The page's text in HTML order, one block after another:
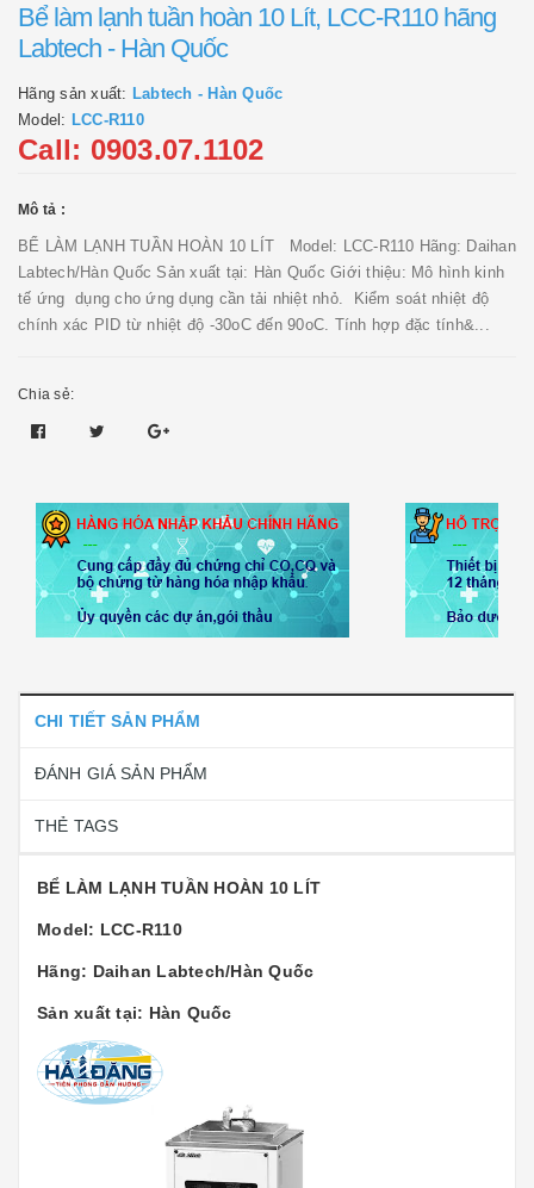
Bể làm lạnh tuần hoàn 10 Lít, LCC-R110 hãng
Labtech - Hàn Quốc
Hãng sản xuất: Labtech - Hàn Quốc
Model: LCC-R110
Call: 0903.07.1102
Mô tả :
BỂ LÀM LẠNH TUẦN HOÀN 10 LÍT Model: LCC-R110 Hãng: Daihan
Labtech/Hàn Quốc Sản xuất tại: Hàn Quốc Giới thiệu: Mô hình kinh
tế ứng dụng cho ứng dụng cần tải nhiệt nhỏ. Kiểm soát nhiệt độ
chính xác PID từ nhiệt độ -30oC đến 90oC. Tính hợp đặc tính&...
Chia sẻ:
CHI TIẾT SẢN PHẨM
ĐÁNH GIÁ SẢN PHẨM
THẺ TAGS
BỂ LÀM LẠNH TUẦN HOÀN 10 LÍT
Model: LCC-R110
Hãng: Daihan Labtech/Hàn Quốc
Sản xuất tại: Hàn Quốc